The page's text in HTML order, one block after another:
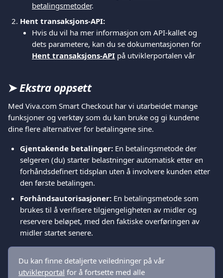
betalingsmetoder.
Hent transaksjons-API:
Hvis du vil ha mer informasjon om API-kallet og
dets parametere, kan du se dokumentasjonen for
Hent transaksjons-API på utviklerportalen vår
➤ Ekstra oppsett
Med Viva.com Smart Checkout har vi utarbeidet mange
funksjoner og verktøy som du kan bruke og gi kundene
dine flere alternativer for betalingene sine.
Gjentakende betalinger: En betalingsmetode der
selgeren (du) starter belastninger automatisk etter en
forhåndsdefinert tidsplan uten å involvere kunden etter
den første betalingen.
Forhåndsautorisasjoner: En betalingsmetode som
brukes til å verifisere tilgjengeligheten av midler og
reservere beløpet, med den faktiske overføringen av
midler startet senere.
Du kan finne detaljerte veiledninger på vår
utviklerportal for å fortsette med alle